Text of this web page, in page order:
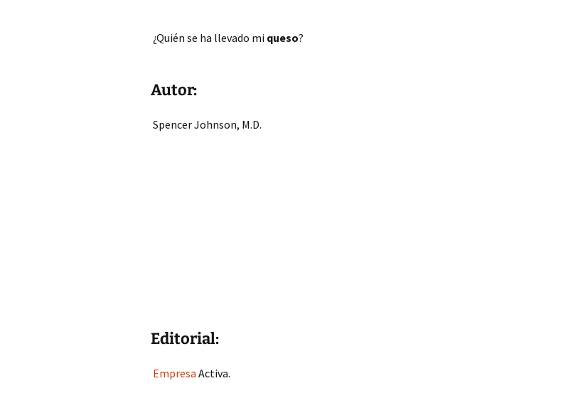
¿Quién se ha llevado mi queso?
Autor:
Spencer Johnson, M.D.
Editorial:
Empresa Activa.